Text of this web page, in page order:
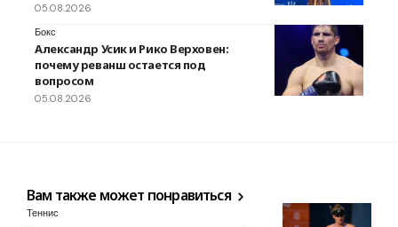
05.08.2026
Бокс
Александр Усик и Рико Верховен:
почему реванш остается под
вопросом
05.08.2026
Вам также может понравиться
Теннис